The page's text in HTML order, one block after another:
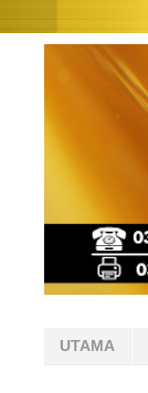
UTAMA